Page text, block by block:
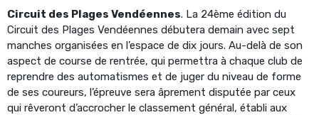
Circuit des Plages Vendéennes. La 24ème édition du
Circuit des Plages Vendéennes débutera demain avec sept
manches organisées en l’espace de dix jours. Au-delà de son
aspect de course de rentrée, qui permettra à chaque club de
reprendre des automatismes et de juger du niveau de forme
de ses coureurs, l’épreuve sera âprement disputée par ceux
qui rêveront d’accrocher le classement général, établi aux